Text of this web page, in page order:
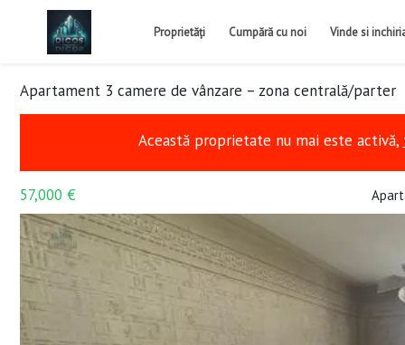
Proprietăți Cumpără cu noi Vinde si
Apartament 3 camere de vânzare – zona centrală/parter
Această proprietate nu mai este activă,
57,000 €